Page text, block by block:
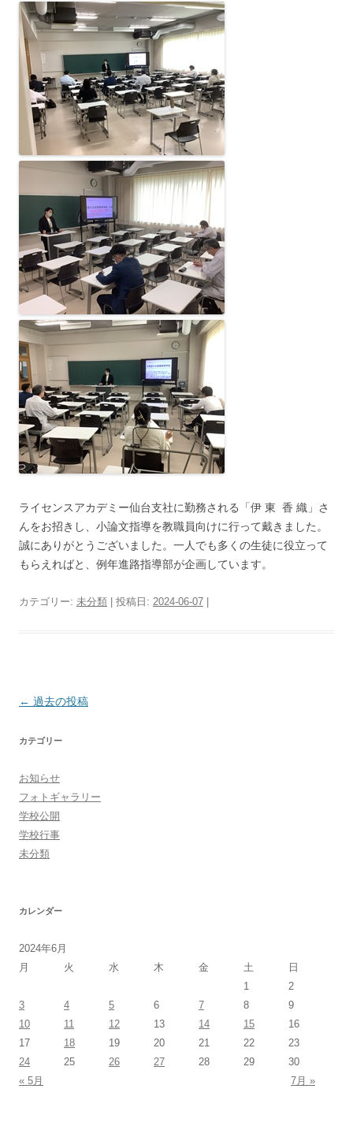
ライセンスアカデミー仙台支社に勤務される「伊 東 香 織」さ
んをお招きし、小論文指導を教職員向けに行って戴きました。
誠にありがとうございました。一人でも多くの生徒に役立って
もらえればと、例年進路指導部が企画しています。
カテゴリー: 未分類 | 投稿日: 2024-06-07 |
投
ナ
ー
シ
ョ
← 過去の投稿
カテゴリー
お知らせ
フォトギャラリー
学校公開
学校行事
未分類
カレンダー
2024年6月
月
火 水 木 金 土
日
1
2
3
4 5 6 7 8
9
10
11 12 13 14 15
16
17
18 19 20 21 22
23
24
25 26 27 28 29
30
« 5月
7月 »